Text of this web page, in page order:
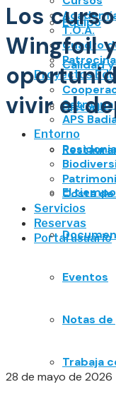
T.O.A.
Cuadro
Proyectos
APS
Entorno
Costa
Servicios
Reservas
Portal usuario
Equipo
Calidad
Historia
El tiempo
Eventos
Notas
Trabaja
Los
Wingfoil
vivir el
28 de mayo de 2026